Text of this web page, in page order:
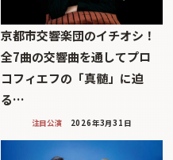
京都市交響楽団のイチオシ！
全7曲の交響曲を通してプロ
コフィエフの「真髄」に迫
る…
注目公演 2026年3月31日